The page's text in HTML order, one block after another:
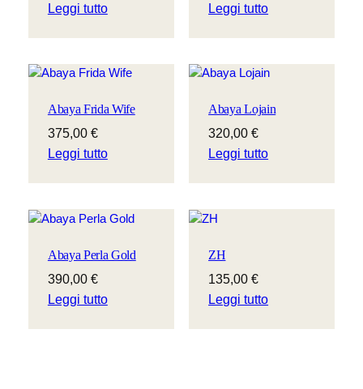
Leggi tutto
Leggi tutto
Abaya Frida Wife
375,00 €
Leggi tutto
Abaya Lojain
320,00€
Leggi tutto
Abaya Perla Gold
390,00 €
Leggi tutto
ZH
135,00€
Leggi tutto